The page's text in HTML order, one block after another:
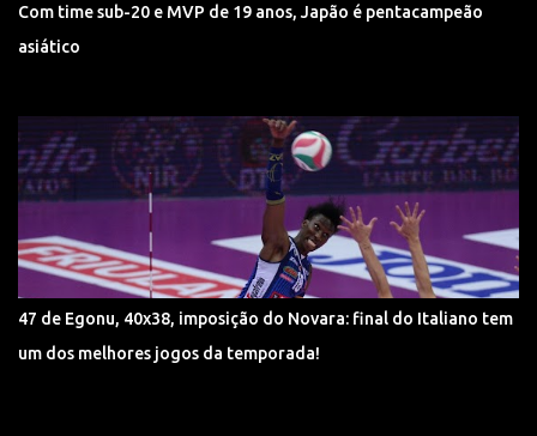
Com time sub-20 e MVP de 19 anos, Japão é pentacampeão
asiático
47 de Egonu, 40x38, imposição do Novara: final do Italiano tem
um dos melhores jogos da temporada!